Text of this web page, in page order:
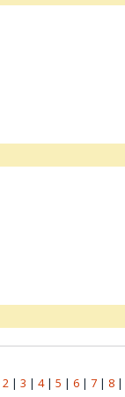
2 | 3 | 4 | 5 | 6 | 7 | 8 |